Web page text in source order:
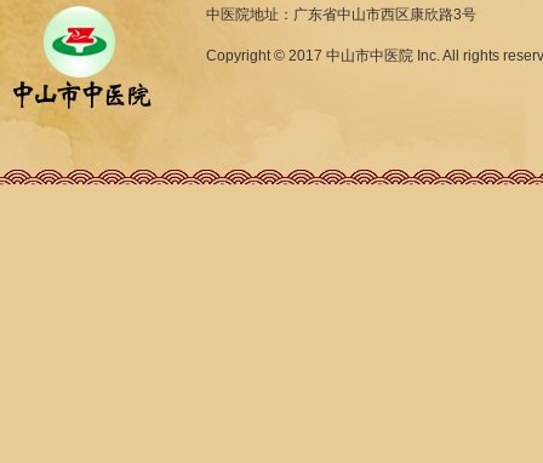
中医院地址：广东省中山市西区康欣路3号
Copyright © 2017 中山市中医院 Inc. All rights